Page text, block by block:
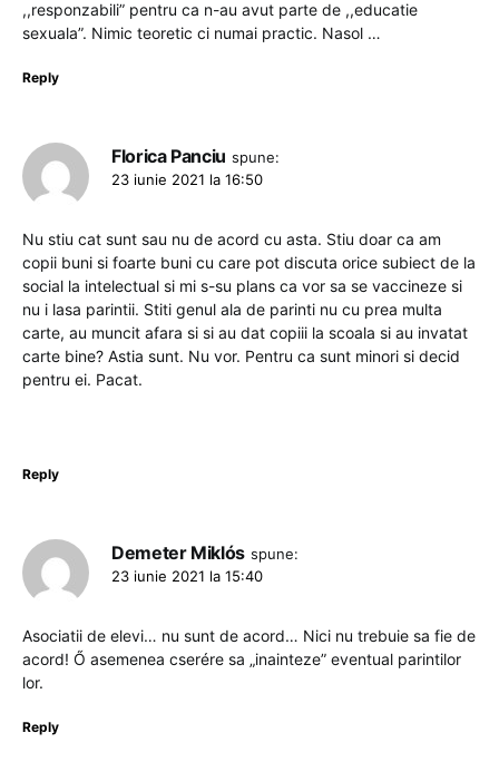
,,responzabili” pentru ca n-au avut parte de ,,educatie
sexuala”. Nimic teoretic ci numai practic. Nasol …
Reply
Florica Panciu spune:
23 iunie 2021 la 16:50
Nu stiu cat sunt sau nu de acord cu asta. Stiu doar ca am
copii buni si foarte buni cu care pot discuta orice subiect de la
social la intelectual si mi s-su plans ca vor sa se vaccineze si
nu i lasa parintii. Stiti genul ala de parinti nu cu prea multa
carte, au muncit afara si si au dat copiii la scoala si au invatat
carte bine? Astia sunt. Nu vor. Pentru ca sunt minori si decid
pentru ei. Pacat.
Reply
Demeter Miklós spune:
23 iunie 2021 la 15:40
Asociatii de elevi… nu sunt de acord… Nici nu trebuie sa fie de
acord! Ő asemenea cserére sa „inainteze” eventual parintilor
lor.
Reply